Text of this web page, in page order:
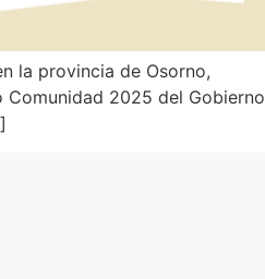
la provincia de Osorno,
2025 del Gobierno